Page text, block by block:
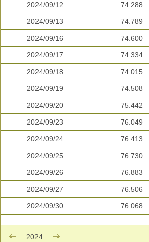
2024/09/12 74.288
2024/09/13 74.789
2024/09/16 74.600
2024/09/17 74.334
2024/09/18 74.015
2024/09/19 74.508
2024/09/20 75.442
2024/09/23 76.049
2024/09/24 76.413
2024/09/25 76.730
2024/09/26 76.883
2024/09/27 76.506
2024/09/30 76.068
2024